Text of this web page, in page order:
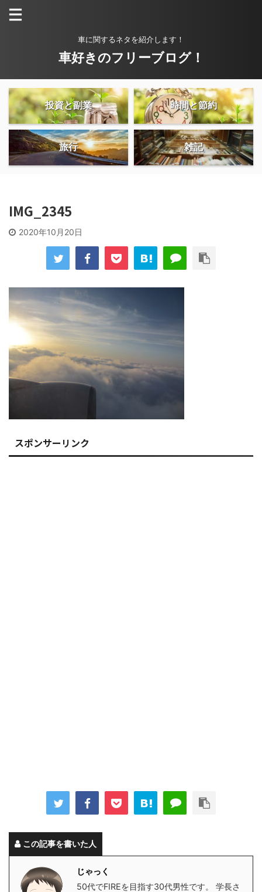
車に関するネタを紹介します！
車好きのフリーブログ！
投資と副業 時間と節約
旅行 雑記
IMG_2345
2020年10月20日
スポンサーリンク
この記事を書いた人
じゃっく
50代でFIREを目指す30代男性です。 学長さ